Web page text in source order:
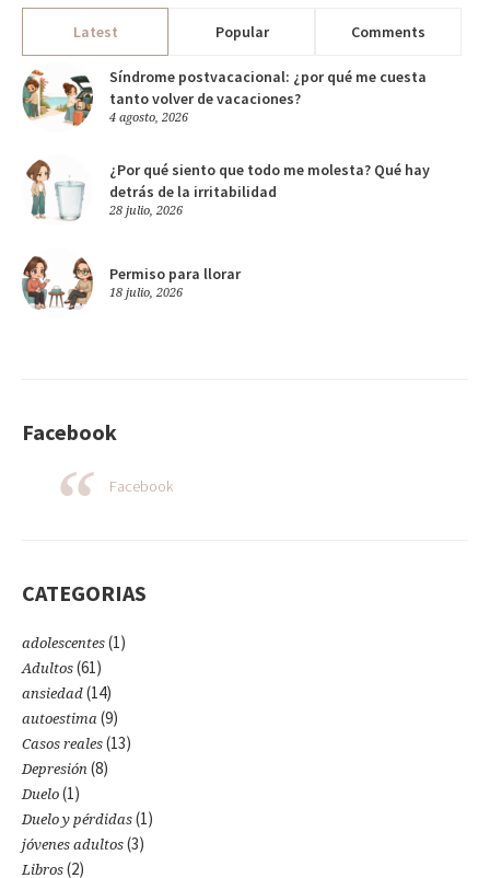
Latest Popular Comments
Síndrome postvacacional: ¿por qué me cuesta
tanto volver de vacaciones?
4 agosto, 2026
¿Por qué siento que todo me molesta? Qué hay
detrás de la irritabilidad
28 julio, 2026
Permiso para llorar
18 julio, 2026
Facebook
Facebook
CATEGORIAS
adolescentes (1)
Adultos (61)
ansiedad (14)
autoestima (9)
Casos reales (13)
Depresión (8)
Duelo (1)
Duelo y pérdidas (1)
jóvenes adultos (3)
Libros (2)